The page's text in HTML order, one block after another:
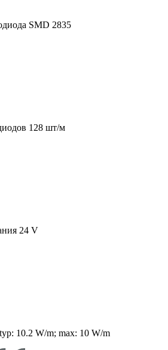
SMD 2835
128 шт/м
24 V
typ: 10.2 W/m; max: 10 W/m